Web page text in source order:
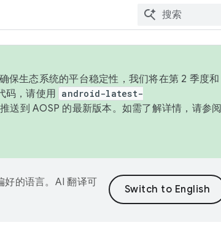
保生态系统的平台稳定性，我们将在第 2 季度和
码，请使用 android-latest-
送到 AOSP 的最新版本。如需了解详情，请参阅
好的语言。AI 翻译可